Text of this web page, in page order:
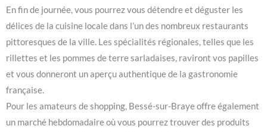
En fin de journée, vous pourrez vous détendre et déguster les
délices de la cuisine locale dans l’un des nombreux restaurants
pittoresques de la ville. Les spécialités régionales, telles que les
rillettes et les pommes de terre sarladaises, raviront vos papilles
et vous donneront un aperçu authentique de la gastronomie
française.
Pour les amateurs de shopping, Bessé-sur-Braye offre également
un marché hebdomadaire où vous pourrez trouver des produits